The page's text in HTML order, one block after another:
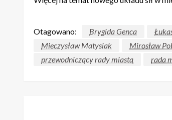
Otagowano: Brygida Genca
Mieczysław Matysiak
Mirosław
przewodniczący rady miasta
rada